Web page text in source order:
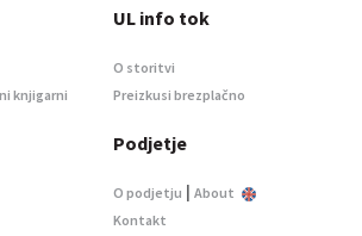
knjigarni
UL info tok
O storitvi
Preizkusi brezplačno
Podjetje
O podjetju | About
Kontakt